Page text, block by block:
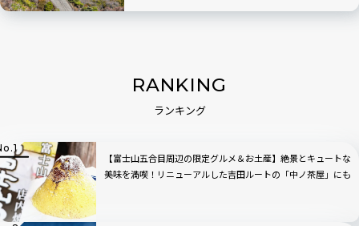
RANKING
ランキング
【富士山五合目周辺の限定グルメ＆お土産】絶景とキュートな
美味を満喫！リニューアルした吉田ルートの「中ノ茶屋」にも